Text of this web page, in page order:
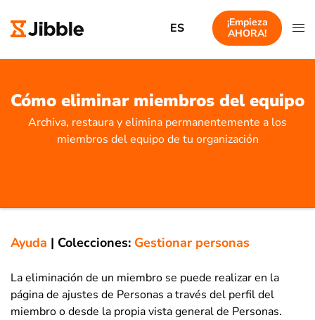
ES
¡Empieza
AHORA!
Cómo eliminar miembros del equipo
Archiva, restaura y elimina permanentemente a los
miembros del equipo de tu organización
Ayuda | Colecciones: Gestionar personas
La eliminación de un miembro se puede realizar en la
página de ajustes de Personas a través del perfil del
miembro o desde la propia vista general de Personas.